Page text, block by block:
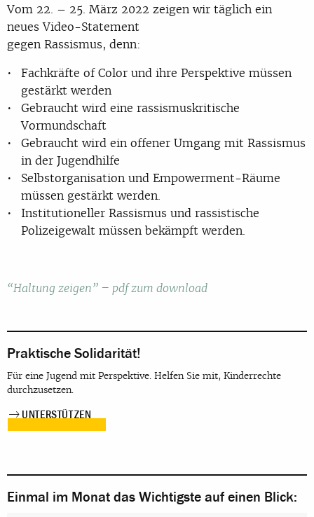
Vom 22. – 25. März 2022 zeigen wir täglich ein
neues Video-Statement
gegen Rassismus, denn:
Fachkräfte of Color und ihre Perspektive müssen
gestärkt werden
Gebraucht wird eine rassismuskritische
Vormundschaft
Gebraucht wird ein offener Umgang mit Rassismus
in der Jugendhilfe
Selbstorganisation und Empowerment-Räume
müssen gestärkt werden.
Institutioneller Rassismus und rassistische
Polizeigewalt müssen bekämpft werden.
“Haltung zeigen” – pdf zum download
Praktische Solidarität!
Für eine Jugend mit Perspektive. Helfen Sie mit, Kinderrechte
durchzusetzen.
UNTERSTÜTZEN
Einmal im Monat das Wichtigste auf einen Blick: